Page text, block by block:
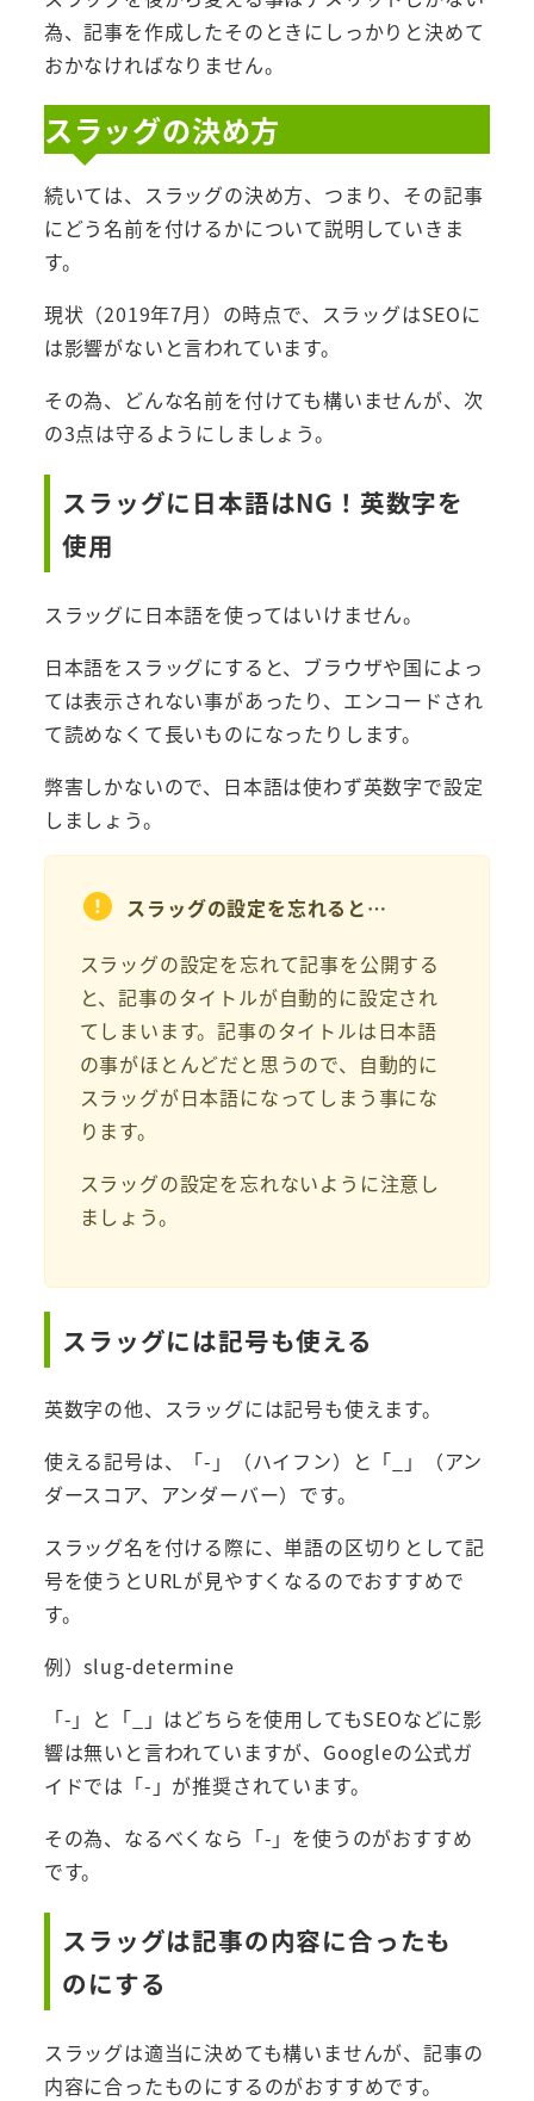
為、記事を作成したそのときにしっかりと決めて
おかなければなりません。
スラッグの決め方
続いては、スラッグの決め方、つまり、その記事
にどう名前を付けるかについて説明していきま
す。
現状（2019年7月）の時点で、スラッグはSEOに
は影響がないと言われています。
その為、どんな名前を付けても構いませんが、次
の3点は守るようにしましょう。
スラッグに日本語はNG！英数字を
使用
スラッグに日本語を使ってはいけません。
日本語をスラッグにすると、ブラウザや国によっ
ては表示されない事があったり、エンコードされ
て読めなくて長いものになったりします。
弊害しかないので、日本語は使わず英数字で設定
しましょう。
スラッグの設定を忘れると…
スラッグの設定を忘れて記事を公開する
と、記事のタイトルが自動的に設定され
てしまいます。記事のタイトルは日本語
の事がほとんどだと思うので、自動的に
スラッグが日本語になってしまう事にな
ります。
スラッグの設定を忘れないように注意し
ましょう。
スラッグには記号も使える
英数字の他、スラッグには記号も使えます。
使える記号は、「-」（ハイフン）と「_」（アン
ダースコア、アンダーバー）です。
スラッグ名を付ける際に、単語の区切りとして記
号を使うとURLが見やすくなるのでおすすめで
す。
例）slug-determine
「-」と「_」はどちらを使用してもSEOなどに影
響は無いと言われていますが、Googleの公式ガ
イドでは「-」が推奨されています。
その為、なるべくなら「-」を使うのがおすすめ
です。
スラッグは記事の内容に合ったも
のにする
スラッグは適当に決めても構いませんが、記事の
内容に合ったものにするのがおすすめです。